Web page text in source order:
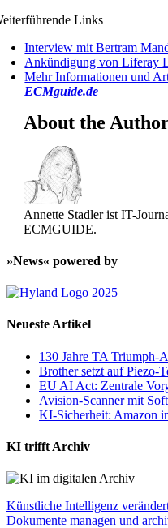
Links
Interview mit Bertram
Ankündigung von Liferay
Mehr Informationen und
ECMguide.de
About the
Annette Stadler ist IT-
ECMGUIDE.
»News« powered by
Neueste Artikel
130 Jahre TA Triumph-
Brother setzt auf Piezo-
EU AI Act: Zentrale
Avision-Scanner mit
KI-Sicherheit: Amazon
KI trifft Archiv
Künstliche Intelligenz
Dokumente managen und